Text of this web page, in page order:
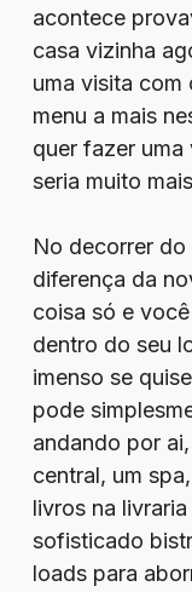
acontece
casa vizinha
uma visita com
menu a mais
quer fazer uma
seria muito
No decorrer
diferença da
coisa só e
dentro do seu
imenso se
pode
andando por
central, um
livros na
sofisticado
loads para